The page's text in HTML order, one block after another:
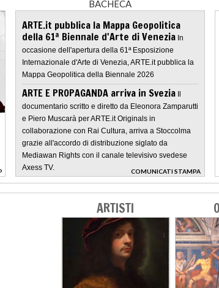
BACHECA
ARTE.it pubblica la Mappa Geopolitica
della 61ª Biennale d'Arte di Venezia In
occasione dell'apertura della 61ª Esposizione
Internazionale d'Arte di Venezia, ARTE.it pubblica la
Mappa Geopolitica della Biennale 2026
ARTE E PROPAGANDA arriva in Svezia Il
documentario scritto e diretto da Eleonora Zamparutti
e Piero Muscarà per ARTE.it Originals in
collaborazione con Rai Cultura, arriva a Stoccolma
grazie all'accordo di distribuzione siglato da
Mediawan Rights con il canale televisivo svedese
Axess TV.
COMUNICATI STAMPA
>
ARTISTI